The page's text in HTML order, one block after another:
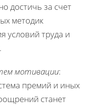
достичь за счет
методик
условий труда и
мотивации:
премий и иных
станет